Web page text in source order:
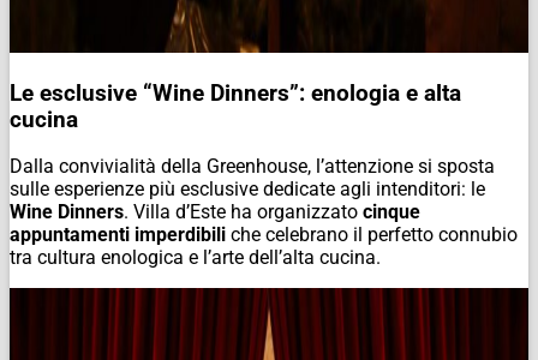
Le esclusive “Wine Dinners”: enologia e alta
cucina
Dalla convivialità della Greenhouse, l’attenzione si sposta
sulle esperienze più esclusive dedicate agli intenditori: le
Wine Dinners. Villa d’Este ha organizzato cinque
appuntamenti imperdibili che celebrano il perfetto connubio
tra cultura enologica e l’arte dell’alta cucina.